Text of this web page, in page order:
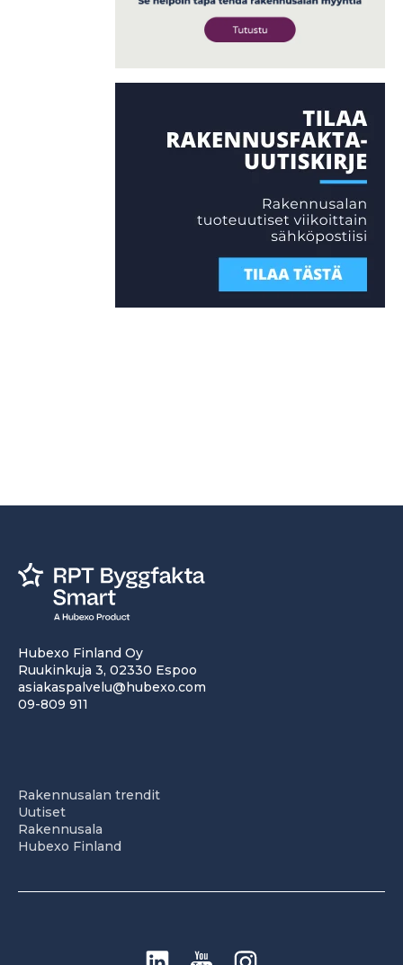
Hubexo Finland Oy
Ruukinkuja 3, 02330 Espoo
asiakaspalvelu@hubexo.com
09-809 911
Rakennusalan trendit
Uutiset
Rakennusala
Hubexo Finland